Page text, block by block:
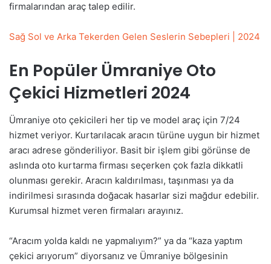
firmalarından araç talep edilir.
Sağ Sol ve Arka Tekerden Gelen Seslerin Sebepleri | 2024
En Popüler Ümraniye Oto
Çekici Hizmetleri 2024
Ümraniye oto çekicileri her tip ve model araç için 7/24
hizmet veriyor. Kurtarılacak aracın türüne uygun bir hizmet
aracı adrese gönderiliyor. Basit bir işlem gibi görünse de
aslında oto kurtarma firması seçerken çok fazla dikkatli
olunması gerekir. Aracın kaldırılması, taşınması ya da
indirilmesi sırasında doğacak hasarlar sizi mağdur edebilir.
Kurumsal hizmet veren firmaları arayınız.
“Aracım yolda kaldı ne yapmalıyım?” ya da “kaza yaptım
çekici arıyorum” diyorsanız ve Ümraniye bölgesinin